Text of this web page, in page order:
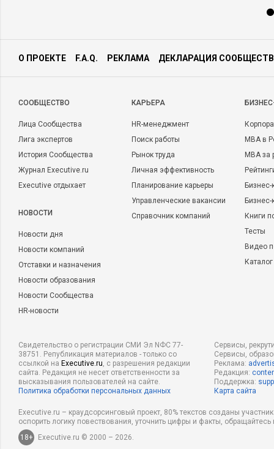
О ПРОЕКТЕ F.A.Q. РЕКЛАМА ДЕКЛАРАЦИЯ
CООБЩЕСТВО
Лица Сообщества
Лига экспертов
История Сообщества
Журнал Executive.ru
Executive отдыхает
НОВОСТИ
Новости дня
Новости компаний
Отставки и назначения
Новости образования
Новости Сообщества
HR-новости
КАРЬЕРА
HR-менеджмент
Поиск работы
Рынок труда
Личная эффективность
Планирование карьеры
Управленческие вакансии
Справочник компаний
MBA в
MBA
Бизнес-
Книги
Тесты
Видео
Свидетельство о регистрации СМИ Эл NФС 77-
38751. Републикация материалов - только со
ссылкой на Executive.ru, с разрешения редакции
сайта. Редакция не несет ответственности за
высказывания пользователей на сайте.
Политика обработки персональных данных
Сервисы,
Сервисы,
Реклама:
Редакция:
Поддержка:
Карта сайта
Executive.ru – краудсорсинговый проект, 80% текстов созданы
оспорить логику повествования, уточнить цифры и факты,
18+
Executive.ru © 2000 – 2026.